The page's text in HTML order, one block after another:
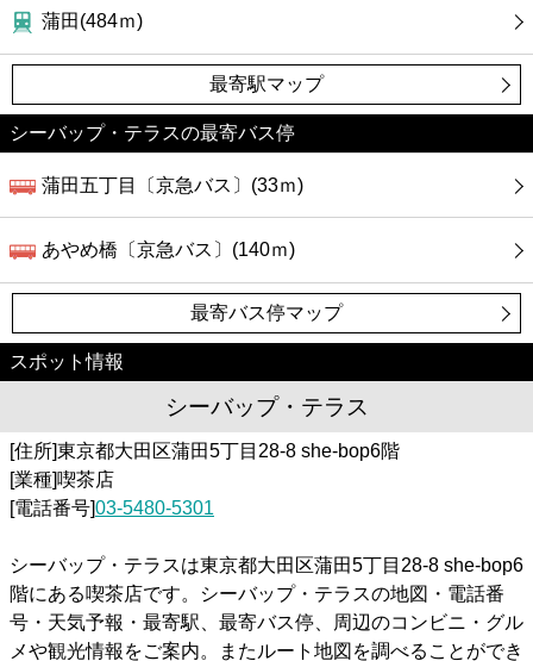
蒲田(484ｍ)
最寄駅マップ
シーバップ・テラスの最寄バス停
蒲田五丁目〔京急バス〕(33ｍ)
あやめ橋〔京急バス〕(140ｍ)
最寄バス停マップ
スポット情報
シーバップ・テラス
[住所]東京都大田区蒲田5丁目28-8 she-bop6階
[業種]喫茶店
[電話番号]03-5480-5301
シーバップ・テラスは東京都大田区蒲田5丁目28-8 she-bop6
階にある喫茶店です。シーバップ・テラスの地図・電話番
号・天気予報・最寄駅、最寄バス停、周辺のコンビニ・グル
メや観光情報をご案内。またルート地図を調べることができ